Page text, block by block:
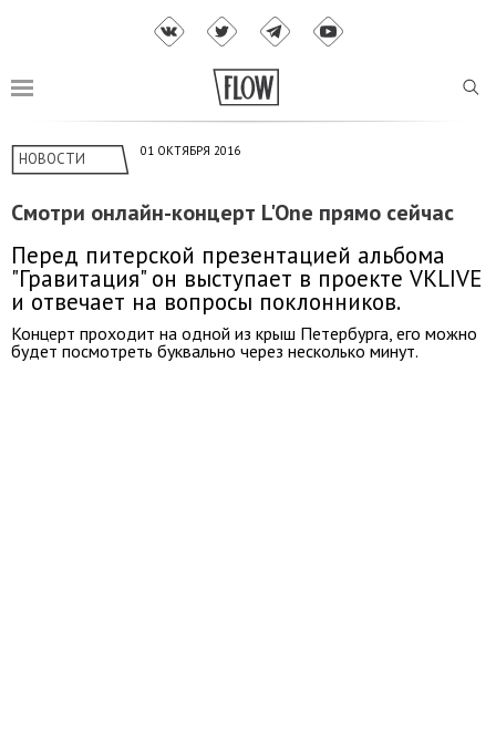
НОВОСТИ 01 ОКТЯБРЯ 2016
Смотри онлайн-концерт L'One прямо сейчас
Перед питерской презентацией альбома
"Гравитация" он выступает в проекте VKLIVE
и отвечает на вопросы поклонников.
Концерт проходит на одной из крыш Петербурга, его можно
будет посмотреть буквально через несколько минут.